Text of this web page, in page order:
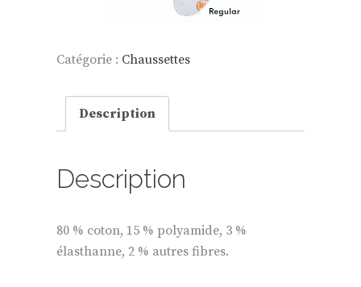
Catégorie : Chaussettes
Description
Description
80 % coton, 15 % polyamide, 3 %
élasthanne, 2 % autres fibres.